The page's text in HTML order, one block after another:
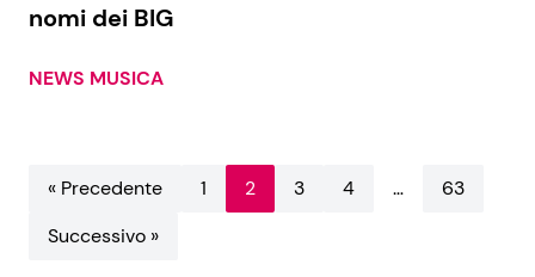
nomi dei BIG
NEWS MUSICA
« Precedente 1 2 3 4 …
63
Successivo »